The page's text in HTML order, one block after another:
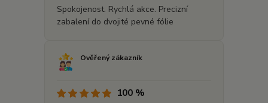
Spokojenost. Rychlá akce. Precizní
zabalení do dvojité pevné fólie
Ověřený zákazník
100 %